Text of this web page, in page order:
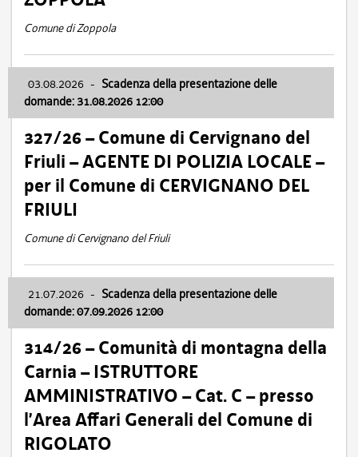
Comune di Zoppola
03.08.2026 - Scadenza della presentazione delle
domande: 31.08.2026 12:00
327/26 – Comune di Cervignano del
Friuli – AGENTE DI POLIZIA LOCALE –
per il Comune di CERVIGNANO DEL
FRIULI
Comune di Cervignano del Friuli
21.07.2026 - Scadenza della presentazione delle
domande: 07.09.2026 12:00
314/26 – Comunità di montagna della
Carnia – ISTRUTTORE
AMMINISTRATIVO – Cat. C – presso
l’Area Affari Generali del Comune di
RIGOLATO